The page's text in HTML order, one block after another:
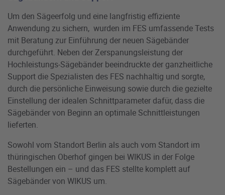
Um den Sägeerfolg und eine langfristig effiziente
Anwendung zu sichern, wurden im FES umfassende Tests
mit Beratung zur Einführung der neuen Sägebänder
durchgeführt. Neben der Zerspanungsleistung der
Hochleistungs-Sägebänder beeindruckte der ganzheitliche
Support die Spezialisten des FES nachhaltig und sorgte,
durch die persönliche Einweisung sowie durch die gezielte
Einstellung der idealen Schnittparameter dafür, dass die
Sägebänder von Beginn an optimale Schnittleistungen
lieferten.
Sowohl vom Standort Berlin als auch vom Standort im
thüringischen Oberhof gingen bei WIKUS in der Folge
Bestellungen ein – und das FES stellte komplett auf
Sägebänder von WIKUS um.